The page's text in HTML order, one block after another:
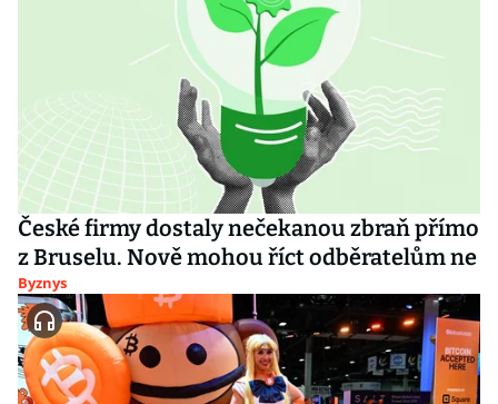
České firmy dostaly nečekanou zbraň přímo
z Bruselu. Nově mohou říct odběratelům ne
Byznys